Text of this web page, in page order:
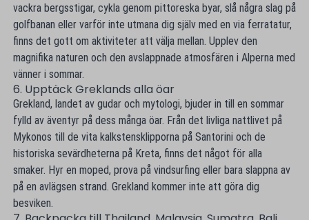
vackra bergsstigar, cykla genom pittoreska byar, slå några slag på
golfbanan eller varför inte utmana dig själv med en via ferratatur,
finns det gott om aktiviteter att välja mellan. Upplev den
magnifika naturen och den avslappnade atmosfären i Alperna med
vänner i sommar.
6. Upptäck Greklands alla öar
Grekland, landet av gudar och mytologi, bjuder in till en sommar
fylld av äventyr på dess många öar. Från det livliga nattlivet på
Mykonos till de vita kalkstensklipporna på Santorini och de
historiska sevärdheterna på Kreta, finns det något för alla
smaker. Hyr en moped, prova på vindsurfing eller bara slappna av
på en avlägsen strand. Grekland kommer inte att göra dig
besviken.